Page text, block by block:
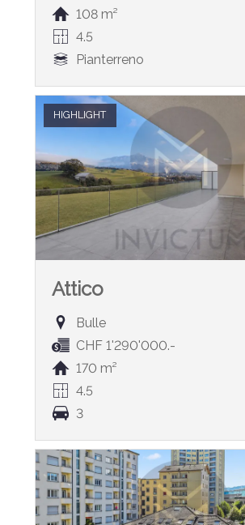
108 m²
4.5
Pianterreno
HIGHLIGHT
Attico
Bulle
CHF 1'290'000.-
170 m²
4.5
3